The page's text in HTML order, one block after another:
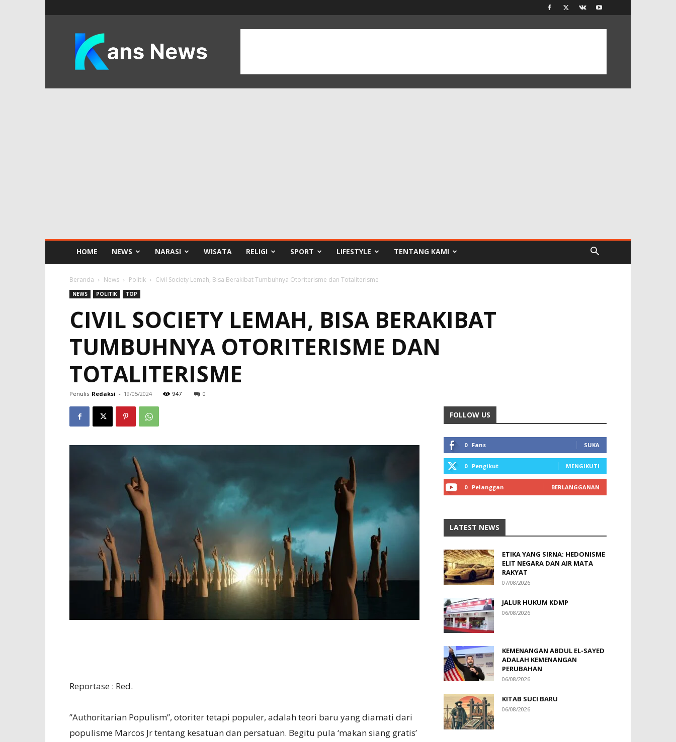
KANS
News
HOME NEWS NARASI WISATA RELIGI SPORT LIFESTYLE TENTANG KAMI
Beranda News Politik Civil Society Lemah, Bisa Berakibat Tumbuhnya Otoriterisme dan Totaliterisme
NEWS POLITIK TOP
CIVIL SOCIETY LEMAH, BISA BERAKIBAT
TUMBUHNYA OTORITERISME DAN
TOTALITERISME
Penulis Redaksi - 19/05/2024 947 0
Reportase : Red.
”Authoritarian Populism”, otoriter tetapi populer, adalah teori baru yang diamati dari
populisme Marcos Jr tentang kesatuan dan persatuan. Begitu pula ‘makan siang gratis’
FOLLOW US
0 Fans SUKA
0 Pengikut MENGIKUTI
0 Pelanggan BERLANGGANAN
LATEST NEWS
ETIKA YANG SIRNA: HEDONISME
ELIT NEGARA DAN AIR MATA
RAKYAT
07/08/2026
JALUR HUKUM KDMP
06/08/2026
KEMENANGAN ABDUL EL-SAYED
ADALAH KEMENANGAN
PERUBAHAN
06/08/2026
KITAB SUCI BARU
06/08/2026